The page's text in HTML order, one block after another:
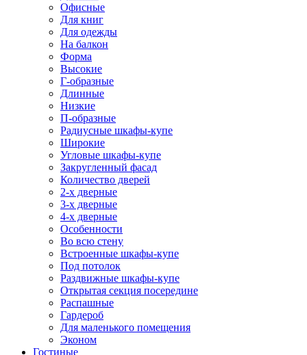
Офисные
Для книг
Для одежды
На балкон
Форма
Высокие
Г-образные
Длинные
Низкие
П-образные
Радиусные шкафы-купе
Широкие
Угловые шкафы-купе
Закругленный фасад
Количество дверей
2-х дверные
3-х дверные
4-х дверные
Особенности
Во всю стену
Встроенные шкафы-купе
Под потолок
Раздвижные шкафы-купе
Открытая секция посередине
Распашные
Гардероб
Для маленького помещения
Эконом
Гостиные